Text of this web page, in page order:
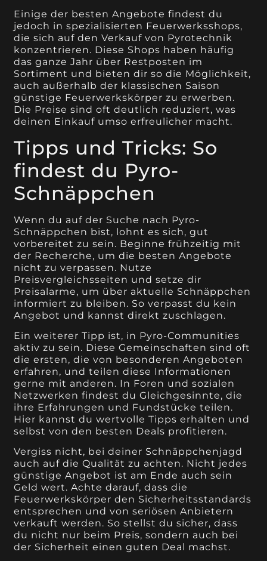
Einige der besten Angebote findest du
jedoch in spezialisierten Feuerwerksshops,
die sich auf den Verkauf von Pyrotechnik
konzentrieren. Diese Shops haben häufig
das ganze Jahr über Restposten im
Sortiment und bieten dir so die Möglichkeit,
auch außerhalb der klassischen Saison
günstige Feuerwerkskörper zu erwerben.
Die Preise sind oft deutlich reduziert, was
deinen Einkauf umso erfreulicher macht.
Tipps und Tricks: So
findest du Pyro-
Schnäppchen
Wenn du auf der Suche nach Pyro-
Schnäppchen bist, lohnt es sich, gut
vorbereitet zu sein. Beginne frühzeitig mit
der Recherche, um die besten Angebote
nicht zu verpassen. Nutze
Preisvergleichsseiten und setze dir
Preisalarme, um über aktuelle Schnäppchen
informiert zu bleiben. So verpasst du kein
Angebot und kannst direkt zuschlagen.
Ein weiterer Tipp ist, in Pyro-Communities
aktiv zu sein. Diese Gemeinschaften sind oft
die ersten, die von besonderen Angeboten
erfahren, und teilen diese Informationen
gerne mit anderen. In Foren und sozialen
Netzwerken findest du Gleichgesinnte, die
ihre Erfahrungen und Fundstücke teilen.
Hier kannst du wertvolle Tipps erhalten und
selbst von den besten Deals profitieren.
Vergiss nicht, bei deiner Schnäppchenjagd
auch auf die Qualität zu achten. Nicht jedes
günstige Angebot ist am Ende auch sein
Geld wert. Achte darauf, dass die
Feuerwerkskörper den Sicherheitsstandards
entsprechen und von seriösen Anbietern
verkauft werden. So stellst du sicher, dass
du nicht nur beim Preis, sondern auch bei
der Sicherheit einen guten Deal machst.